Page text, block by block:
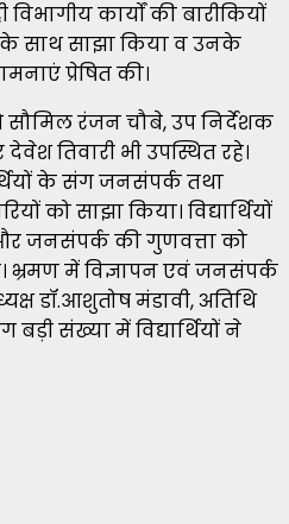
कार्यों की बारीकियों
के साथ साझा किया व उनके
प्रेषित की।
सौमिल रंजन चौबे, उप निर्देशक
तिवारी भी उपस्थित रहे।
के संग जनसंपर्क तथा
को साझा किया। विद्यार्थियों
की गुणवत्ता को
भ्रमण में विज्ञापन एवं जनसंपर्क
डॉ.आशुतोष मंडावी, अतिथि
संख्या में विद्यार्थियों ने